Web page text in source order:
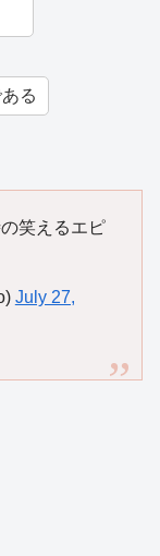
る
笑えるエピ
July 27,